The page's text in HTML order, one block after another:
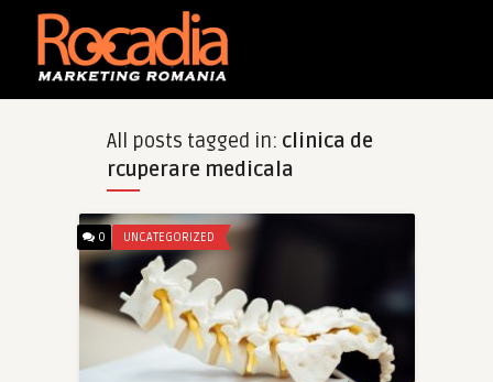
All posts tagged in: clinica de
rcuperare medicala
0 UNCATEGORIZED